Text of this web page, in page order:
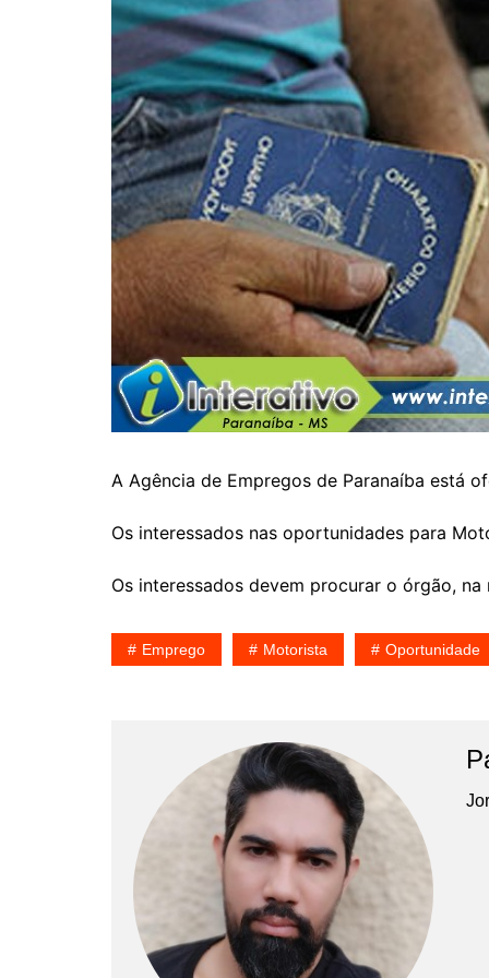
A Agência de Empregos de Paranaíba está
Os interessados nas oportunidades para
Os interessados devem procurar o órgão,
Emprego Motorista Oportunidade